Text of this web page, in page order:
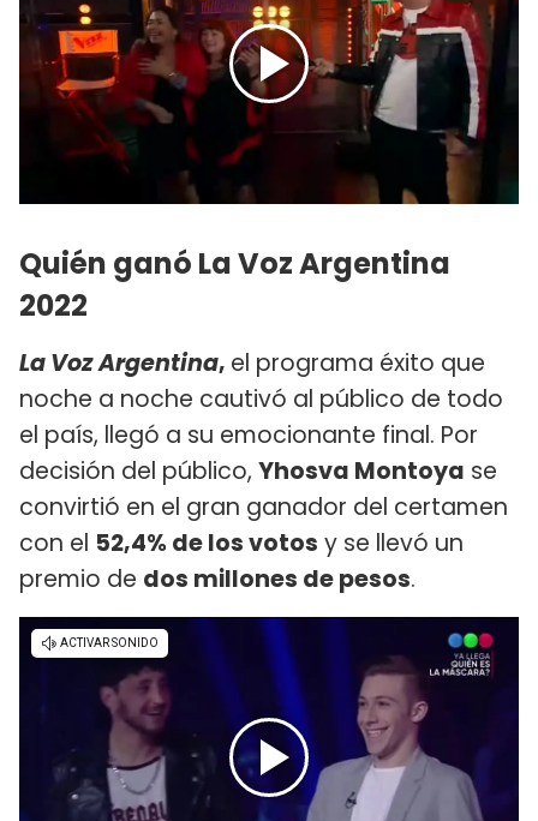
Quién ganó La Voz Argentina
2022
La Voz Argentina, el programa éxito que
noche a noche cautivó al público de todo
el país, llegó a su emocionante final. Por
decisión del público, Yhosva Montoya se
convirtió en el gran ganador del certamen
con el 52,4% de los votos y se llevó un
premio de dos millones de pesos.